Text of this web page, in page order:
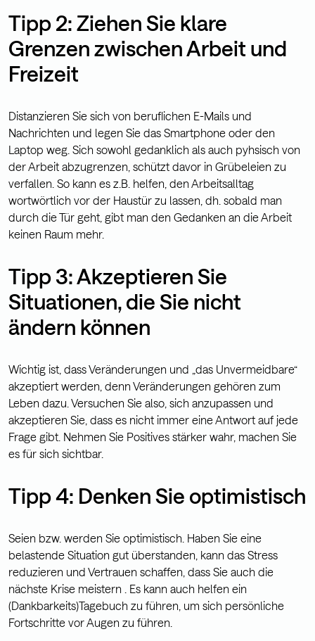
Tipp 2: Ziehen Sie klare
Grenzen zwischen Arbeit und
Freizeit
Distanzieren Sie sich von beruflichen E-Mails und
Nachrichten und legen Sie das Smartphone oder den
Laptop weg. Sich sowohl gedanklich als auch pyhsisch von
der Arbeit abzugrenzen, schützt davor in Grübeleien zu
verfallen. So kann es z.B. helfen, den Arbeitsalltag
wortwörtlich vor der Haustür zu lassen, dh. sobald man
durch die Tür geht, gibt man den Gedanken an die Arbeit
keinen Raum mehr.
Tipp 3: Akzeptieren Sie
Situationen, die Sie nicht
ändern können
Wichtig ist, dass Veränderungen und „das Unvermeidbare“
akzeptiert werden, denn Veränderungen gehören zum
Leben dazu. Versuchen Sie also, sich anzupassen und
akzeptieren Sie, dass es nicht immer eine Antwort auf jede
Frage gibt. Nehmen Sie Positives stärker wahr, machen Sie
es für sich sichtbar.
Tipp 4: Denken Sie optimistisch
Seien bzw. werden Sie optimistisch. Haben Sie eine
belastende Situation gut überstanden, kann das Stress
reduzieren und Vertrauen schaffen, dass Sie auch die
nächste Krise meistern . Es kann auch helfen ein
(Dankbarkeits)Tagebuch zu führen, um sich persönliche
Fortschritte vor Augen zu führen.